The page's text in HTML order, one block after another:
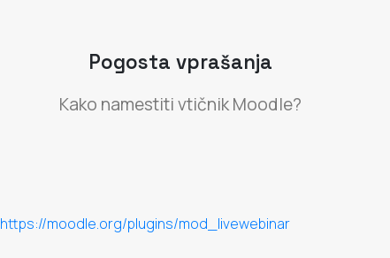
Pogosta vprašanja
Kako namestiti vtičnik Moodle?
https://moodle.org/plugins/mod_livewebinar